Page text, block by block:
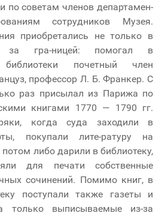
по советам членов департамен-
сотрудников Музея.
приобретались не только в
гра-ницей: помогал в
библиотеки почетный член
профессор Л. Б. Франкер. С
раз присылал из Парижа по
книгами 1770 — 1790 гг.
когда суда заходили в
покупали лите-ратуру на
либо дарили в библиотеку,
для печати собственные
сочинений. Помимо книг, в
поступали также газеты и
только выписываемые из-за